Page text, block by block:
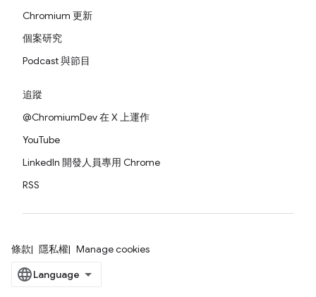
Chromium 更新
個案研究
Podcast 與節目
追蹤
@ChromiumDev 在 X 上運作
YouTube
LinkedIn 開發人員專用 Chrome
RSS
條款 隱私權 Manage cookies